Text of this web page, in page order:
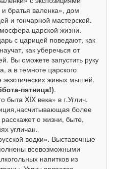
братья валенка», дом
и гончарной мастерской.
царской жизни.
с царицей поведают, как
как уберечься от
Вы сможете запустить руку
а в темноте царского
экзотических живых мышей.
пятница!).
быта XIX века» в г.Углич.
более
о жизни, быте,
угличан.
водки». Выставочные
всевозможными
напитков из